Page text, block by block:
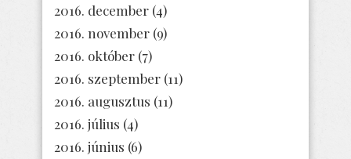
2016. december (4)
2016. november (9)
2016. október (7)
2016. szeptember (11)
2016. augusztus (11)
2016. július (4)
2016. június (6)